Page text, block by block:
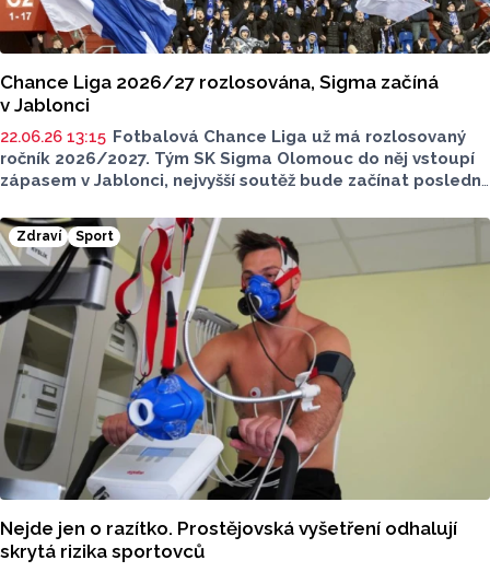
Chance Liga 2026/27 rozlosována, Sigma začíná
v Jablonci
22.06.26 13:15 Fotbalová Chance Liga už má rozlosovaný
ročník 2026/2027. Tým SK Sigma Olomouc do něj vstoupí
zápasem v Jablonci, nejvyšší soutěž bude začínat poslední
kole proti Mladé Boleslavi.
Zdraví Sport
Nejde jen o razítko. Prostějovská vyšetření odhalují
skrytá rizika sportovců